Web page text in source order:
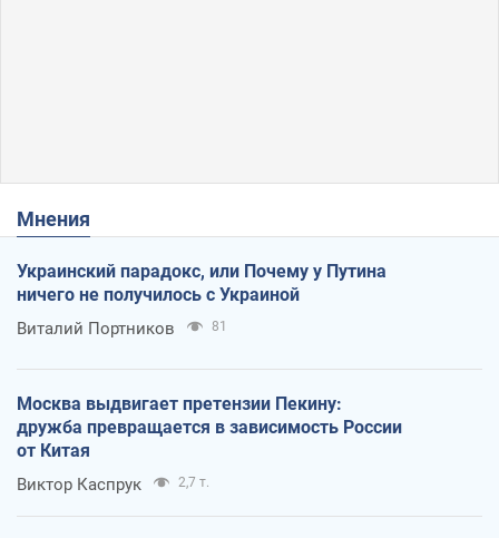
Мнения
Украинский парадокс, или Почему у Путина
ничего не получилось с Украиной
Виталий Портников 81
Москва выдвигает претензии Пекину:
дружба превращается в зависимость России
от Китая
Виктор Каспрук 2,7 т.